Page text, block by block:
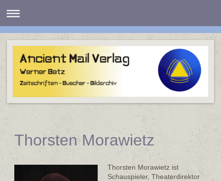
Thorsten Morawietz
Thorsten Morawietz ist
Schauspieler, Theaterdirektor